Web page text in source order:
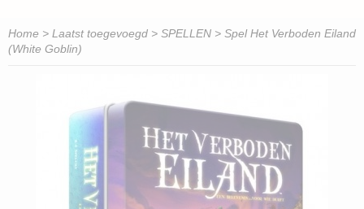
Home > Laatst toegevoegd > SPELLEN > Spel Het Verboden Eiland
(White Goblin)